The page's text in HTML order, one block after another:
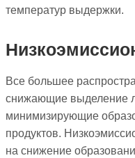
температур выдержки.
Все большее
снижающие выделение
минимизирующие
продуктов.
на снижение